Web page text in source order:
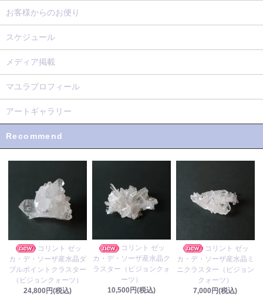
お客様からのお便り
スケジュール
メディア掲載
マユラプロフィール
アートギャラリー
Recommend
コリント ゼッ
カ・デ・ソーザ産水晶ダ
ブルポイントクラスター
（ビジョンクォーツ）
24,800円(税込)
コリント ゼッ
カ・デ・ソーザ産水晶ク
ラスター（ビジョンクォ
ーツ）
10,500円(税込)
コリント ゼッ
カ・デ・ソーザ産水晶ミ
ニクラスター（ビジョン
クォーツ）
7,000円(税込)